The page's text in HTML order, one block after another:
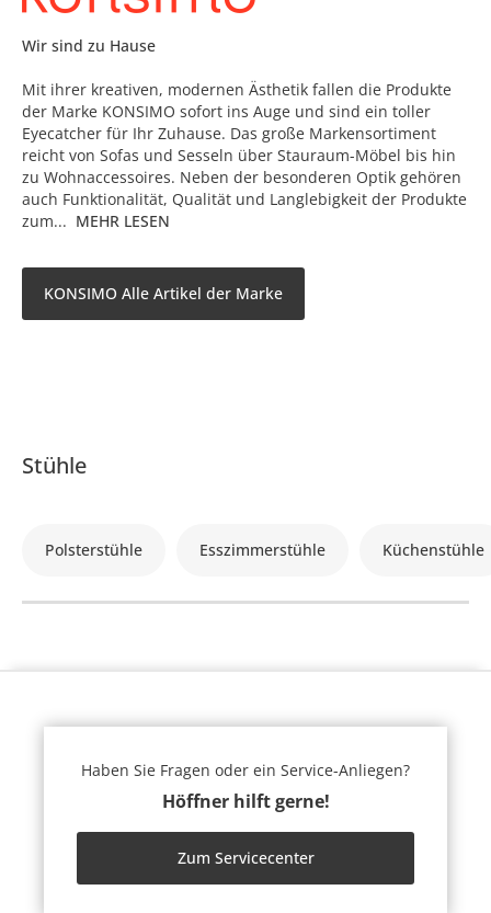
Wir sind zu Hause
Mit ihrer kreativen, modernen Ästhetik fallen die Produkte
der Marke KONSIMO sofort ins Auge und sind ein toller
Eyecatcher für Ihr Zuhause. Das große Markensortiment
reicht von Sofas und Sesseln über Stauraum-Möbel bis hin
zu Wohnaccessoires. Neben der besonderen Optik gehören
auch Funktionalität, Qualität und Langlebigkeit der Produkte
zum... MEHR LESEN
KONSIMO Alle Artikel der Marke
Stühle
Polsterstühle Esszimmerstühle Küchenstühle
Haben Sie Fragen oder ein Service-Anliegen?
Höffner hilft gerne!
Zum Servicecenter